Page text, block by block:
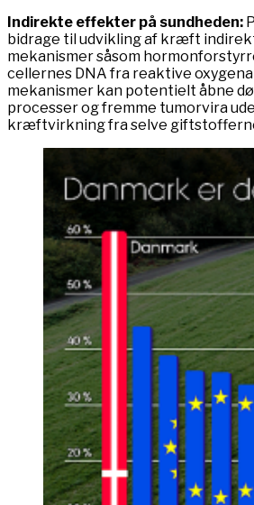
Indirekte effekter på sundheden:
bidrage til udvikling af kræft
mekanismer såsom
cellernes DNA fra reaktive
mekanismer kan potentielt åbne
processer og fremme tumorvira
kræftvirkning fra selve